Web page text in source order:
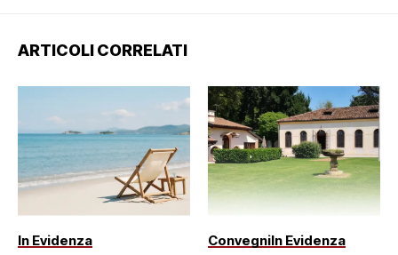
ARTICOLI CORRELATI
In Evidenza ConvegniIn Evidenza